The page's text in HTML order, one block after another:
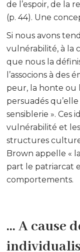
de l’espoir, de la
(p. 44). Une
Si nous avons
vulnérabilité, à la
que nous la
l’associons à
peur, la honte ou
persuadés qu’elle
sensiblerie ». Ces
vulnérabilité et
structures
Brown appelle «
part le patriarcat
comportements.
… A cause